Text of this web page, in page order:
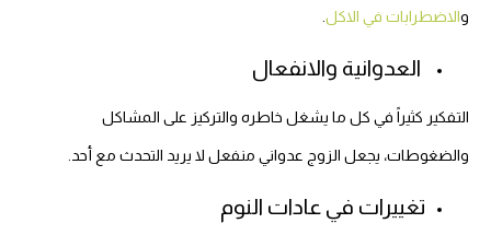
والاضطرابات في الاكل
العدوانية والانفعال
التفكير كثيراً في كل ما يشغل خاطره والتركيز على المشاكل
والضغوطات، يجعل الزوج عدواني منفعل لا يريد التحدث مع أحد.
تغييرات في عادات النوم